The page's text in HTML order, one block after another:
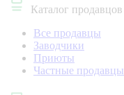
Каталог продавцов
Все продавцы
Заводчики
Приюты
Частные продавцы